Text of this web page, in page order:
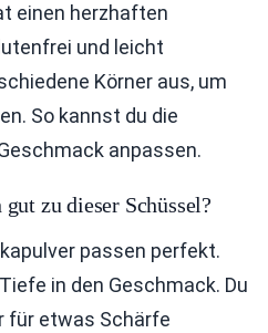
einen herzhaften
und leicht
Körner aus, um
So kannst du die
anpassen.
zu dieser Schüssel?
passen perfekt.
in den Geschmack. Du
für etwas Schärfe